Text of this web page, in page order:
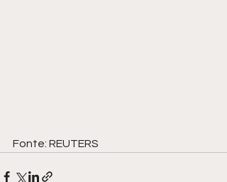
Fonte: REUTERS